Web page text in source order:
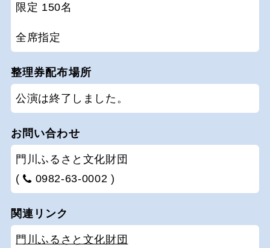
限定 150名
全席指定
整理券配布場所
公演は終了しました。
お問い合わせ
門川ふるさと文化財団
(
0982-63-0002 )
関連リンク
門川ふるさと文化財団